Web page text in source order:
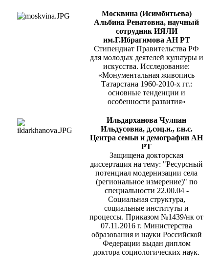
Москвина (Исимбитьева)
Альбина Ренатовна, научный
сотрудник ИЯЛИ
им.Г.Ибрагимова АН РТ
Стипендиат Правительства РФ
для молодых деятелей культуры и
искусства. Исследование:
«Монументальная живопись
Татарстана 1960-2010-х гг.:
основные тенденции и
особенности развития»
Ильдарханова Чулпан
Ильдусовна, д.соц.н., г.н.с.
Центра семьи и демографии АН
РТ
Защищена докторская
диссертация на тему: "Ресурсный
потенциал модернизации села
(региональное измерение)" по
специальности 22.00.04 -
Социальная структура,
социальные институты и
процессы. Приказом №1439/нк от
07.11.2016 г. Министерства
образования и науки Российской
Федерации выдан диплом
доктора социологических наук.